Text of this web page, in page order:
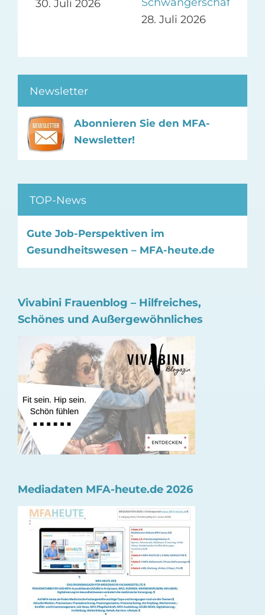
30. Juli 2026
28. Juli 2026
Newsletter
Abonnieren Sie den MFA-
Newsletter!
TOP-News
Gute Job-Perspektiven im
Gesundheitswesen – MFA-heute.de
Vivabini Frauenblog – Hilfreiches,
Schönes und Außergewöhnliches
Mediadaten MFA-heute.de 2026